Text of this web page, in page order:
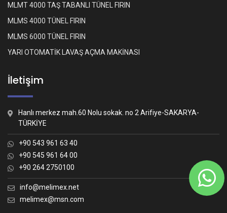
MLMT 4000 TAŞ TABANLI TÜNEL FIRIN
MLMS 4000 TÜNEL FIRIN
MLMS 6000 TÜNEL FIRIN
YARI OTOMATİK LAVAŞ AÇMA MAKİNASI
İletişim
Hanlı merkez mah.60 Nolu sokak. no 2 Arifiye-SAKARYA-
TÜRKİYE
+90 543 961 63 40
+90 545 961 64 00
+90 264 2750100
info@melimex.net
melimex@msn.com
Nasıl yardımcı olabiliriz?